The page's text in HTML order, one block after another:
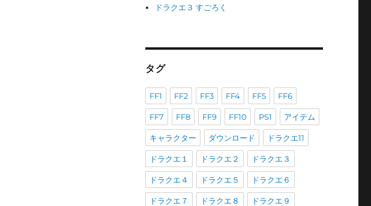
ドラクエ３ すごろく
タグ
FF1 FF2 FF3 FF4 FF5 FF6
FF7 FF8 FF9 FF10 PS1 アイテム
キャラクター ダウンロード ドラクエ11
ドラクエ１ ドラクエ２ ドラクエ３
ドラクエ４ ドラクエ５ ドラクエ６
ドラクエ７ ドラクエ８ ドラクエ９